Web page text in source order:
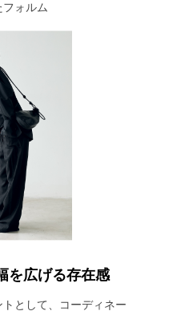
ォルム
を広げる存在感
として、コーディネー